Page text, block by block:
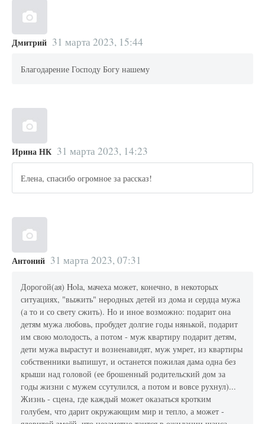
Дмитрий 31 марта 2023, 15:44
Благодарение Господу Богу нашему
Ирина НК 31 марта 2023, 14:23
Елена, спасибо огромное за рассказ!
Антоний 31 марта 2023, 07:31
Дорогой(ая) Hola, мачеха может, конечно, в некоторых
ситуациях, "выжить" неродных детей из дома и сердца мужа
(а то и со свету сжить). Но и иное возможно: подарит она
детям мужа любовь, пробудет долгие годы нянькой, подарит
им свою молодость, а потом - муж квартиру подарит детям,
дети мужа вырастут и возненавидят, муж умрет, из квартиры
собственники выпишут, и останется пожилая дама одна без
крыши над головой (ее брошенный родительский дом за
годы жизни с мужем ссутулился, а потом и вовсе рухнул)...
Жизнь - сцена, где каждый может оказаться кротким
голубем, что дарит окружающим мир и тепло, а может -